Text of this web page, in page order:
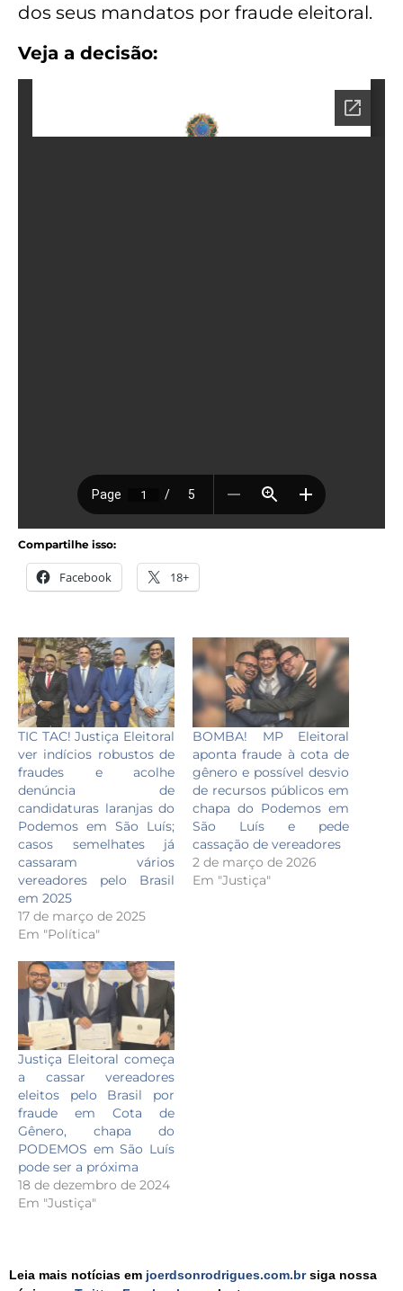
dos seus mandatos por fraude eleitoral.
Veja a decisão:
Compartilhe isso:
Facebook 18+
TIC TAC! Justiça Eleitoral
ver indícios robustos de
fraudes e acolhe
denúncia de
candidaturas laranjas do
Podemos em São Luís;
casos semelhates já
cassaram vários
vereadores pelo Brasil
em 2025
17 de março de 2025
Em "Política"
BOMBA! MP Eleitoral
aponta fraude à cota de
gênero e possível desvio
de recursos públicos em
chapa do Podemos em
São Luís e pede
cassação de vereadores
2 de março de 2026
Em "Justiça"
Justiça Eleitoral começa
a cassar vereadores
eleitos pelo Brasil por
fraude em Cota de
Gênero, chapa do
PODEMOS em São Luís
pode ser a próxima
18 de dezembro de 2024
Em "Justiça"
Leia mais notícias em joerdsonrodrigues.com.brsiga nossa